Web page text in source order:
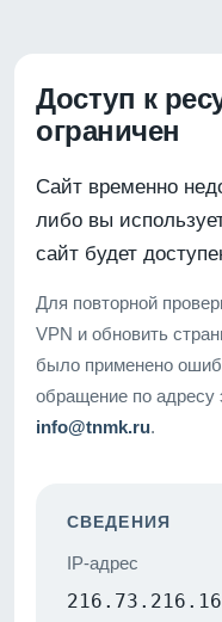
Доступ к
ограничен
Сайт временно
либо вы
сайт будет
Для повторной
VPN и обновить
было применено
обращение по адресу
info@tnmk.ru.
СВЕДЕНИЯ
IP-адрес